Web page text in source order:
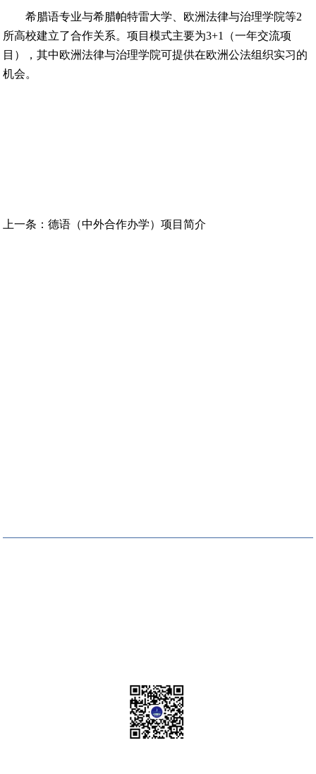
希腊语专业与希腊帕特雷大学、欧洲法律与治理学院等2
所高校建立了合作关系。项目模式主要为3+1
（一年交流项
目），其中欧洲法律与治理学院可提供在欧洲公法组织实习的
机会。
上一条：德语（中外合作办学）项目简介